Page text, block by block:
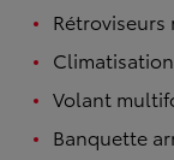
Volant
Banquette